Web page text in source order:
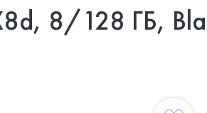
8/128 ГБ,